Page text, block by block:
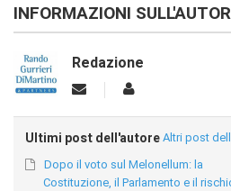
INFORMAZIONI
Redazione
Ultimi post dell'autore Altri post
Dopo il voto sul Melonellum: la
Costituzione, il Parlamento e il